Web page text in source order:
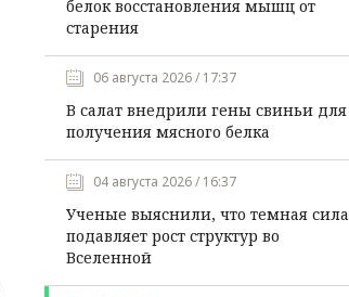
белок восстановления мышц от
старения
06 августа 2026 / 17:37
В салат внедрили гены свиньи для
получения мясного белка
04 августа 2026 / 16:37
Ученые выяснили, что темная сила
подавляет рост структур во
Вселенной